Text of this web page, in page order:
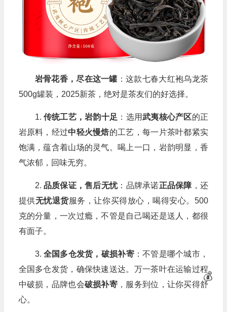
岩骨花香，尽在这一罐：这款七春大红袍乌龙茶
500g罐装，2025新茶，绝对是茶友们的好选择。
1. 传统工艺，岩韵十足 ：选用武夷核心产区的正
岩原料，经过中轻火慢焙的工艺，每一片茶叶都紧实
饱满，蕴含着山场的灵气。喝上一口，岩韵明显，香
气浓郁，回味无穷。
2. 品质保证，售后无忧：品牌承诺正品保障 ，还
提供无忧退货服务，让你买得放心，喝得安心。500
克的分量，一次过瘾，不管是自己喝还是送人，都很
有面子。
3. 全国多仓发货，破损补寄：不管是哪个城市，
全国多仓发货，确保快速送达。万一茶叶在运输过程
中破损，品牌也会破损补寄 ，服务到位，让你买得舒
心。